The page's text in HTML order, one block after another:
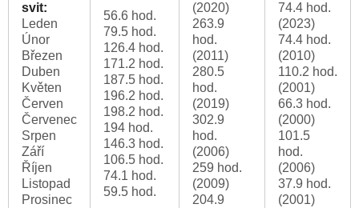
svit:
Leden
Únor
Březen
Duben
Květen
Červen
Červenec
Srpen
Září
Říjen
Listopad
Prosinec
56.6 hod.
79.5 hod.
126.4 hod.
171.2 hod.
187.5 hod.
196.2 hod.
198.2 hod.
194 hod.
146.3 hod.
106.5 hod.
74.1 hod.
59.5 hod.
(2020)
263.9
hod.
(2011)
280.5
hod.
(2019)
302.9
hod.
(2006)
259 hod.
(2009)
204.9
74.4 hod.
(2023)
74.4 hod.
(2010)
110.2 hod.
(2001)
66.3 hod.
(2000)
101.5
hod.
(2006)
37.9 hod.
(2001)